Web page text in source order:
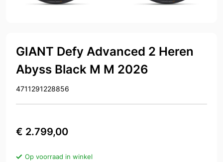
GIANT Defy Advanced 2 Heren
Abyss Black M M 2026
4711291228856
€ 2.799,00
Op voorraad in winkel